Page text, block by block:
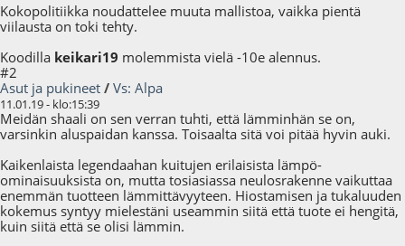
Kokopolitiikka noudattelee muuta mallistoa, vaikka pientä
viilausta on toki tehty.
Koodilla keikari19 molemmista vielä -10e alennus.
#2
Asut ja pukineet / Vs: Alpa
11.01.19 - klo:15:39
Meidän shaali on sen verran tuhti, että lämminhän se on,
varsinkin aluspaidan kanssa. Toisaalta sitä voi pitää hyvin auki.
Kaikenlaista legendaahan kuitujen erilaisista lämpö-
ominaisuuksista on, mutta tosiasiassa neulosrakenne vaikuttaa
enemmän tuotteen lämmittävyyteen. Hiostamisen ja tukaluuden
kokemus syntyy mielestäni useammin siitä että tuote ei hengitä,
kuin siitä että se olisi lämmin.